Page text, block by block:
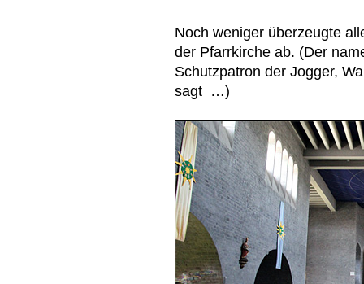
Noch weniger überzeugte
der Pfarrkirche ab. (Der
Schutzpatron der Jogger,
sagt …)